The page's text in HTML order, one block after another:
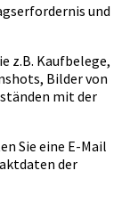
und
z.B. Kaufbelege,
Bilder von
mit der
Sie eine E-Mail
der